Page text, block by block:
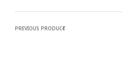
PREVIOUS PRODUCT